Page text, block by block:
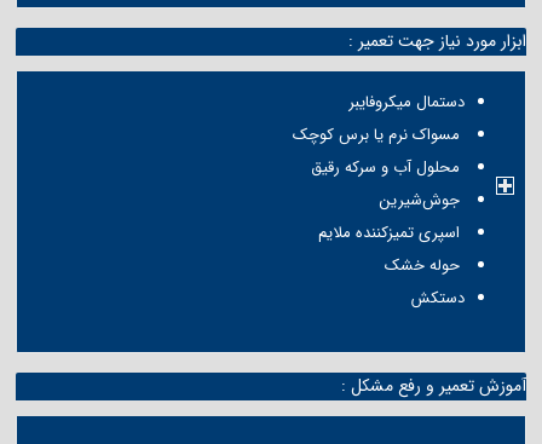
ابزار مورد نیاز جهت تعمیر :
دستمال میکروفایبر
مسواک نرم یا برس کوچک
محلول آب و سرکه رقیق
جوش‌شیرین
اسپری تمیزکننده ملایم
حوله خشک
دستکش
آموزش تعمیر و رفع مشکل :